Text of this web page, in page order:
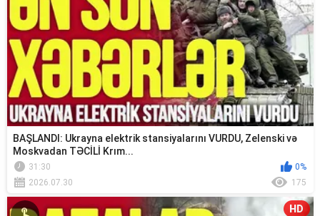
BAŞLANDI: Ukrayna elektrik stansiyalarını VURDU, Zelenski və
Moskvadan TƏCİLİ Krım...
31:30
0%
2026.07.30
175
HD